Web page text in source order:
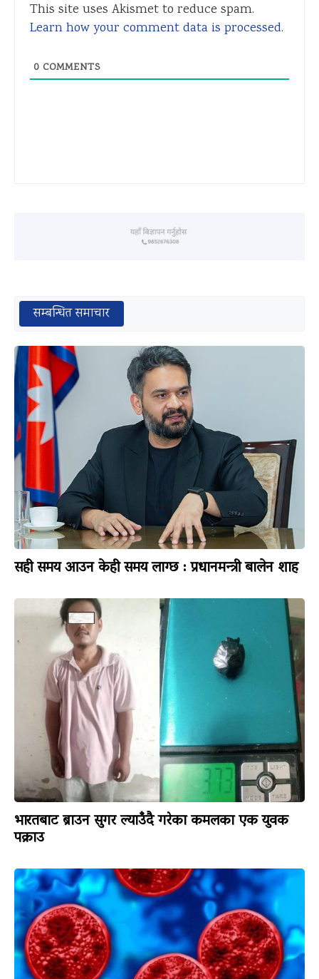
This site uses Akismet to reduce spam.
Learn how your comment data is processed.
0 COMMENTS
सम्बन्धित समाचार
सही समय आउन केही समय लाग्छ : प्रधानमन्त्री बालेन शाह
भारतबाट ब्राउन सुगर ल्याउँदै गरेका कमलका एक युवक
पक्राउ